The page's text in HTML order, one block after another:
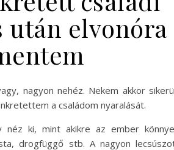
után elvonóra
nagyon nehéz. Nekem akkor
a családom nyaralását.
néz ki, mint akikre az ember
drogfüggő stb. A nagyon